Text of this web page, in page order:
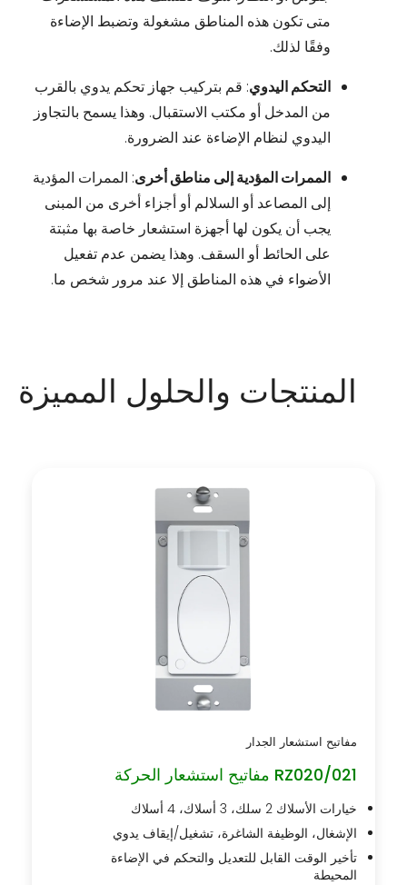
متى تكون هذه المناطق مشغولة وتضبط الإضاءة
وفقًا لذلك.
التحكم اليدوي: قم بتركيب جهاز تحكم يدوي بالقرب
من المدخل أو مكتب الاستقبال. وهذا يسمح بالتجاوز
اليدوي لنظام الإضاءة عند الضرورة.
الممرات المؤدية إلى مناطق أخرى: الممرات المؤدية
إلى المصاعد أو السلالم أو أجزاء أخرى من المبنى
يجب أن يكون لها أجهزة استشعار خاصة بها مثبتة
على الحائط أو السقف. وهذا يضمن عدم تفعيل
الأضواء في هذه المناطق إلا عند مرور شخص ما.
المنتجات والحلول المميزة
مفاتيح استشعار الجدار
RZ020/021 مفاتيح استشعار الحركة
خيارات الأسلاك 2 سلك، 3 أسلاك، 4 أسلاك
الإشغال، الوظيفة الشاغرة، تشغيل/إيقاف يدوي
تأخير الوقت القابل للتعديل والتحكم في الإضاءة
المحيطة